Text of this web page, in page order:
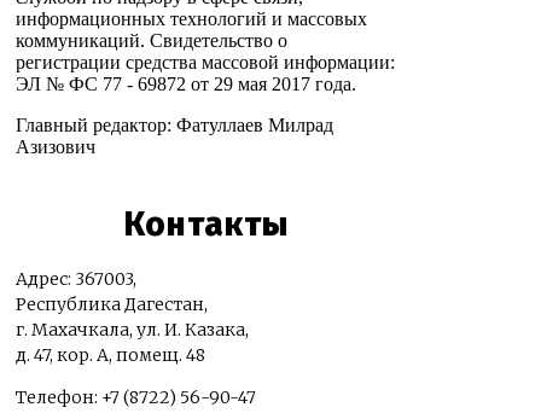
информационных технологий и массовых
коммуникаций. Свидетельство о
регистрации средства массовой информации:
ЭЛ № ФС 77 - 69872 от 29 мая 2017 года.
Главный редактор: Фатуллаев Милрад
Азизович
Контакты
Адрес: 367003,
Республика Дагестан,
г. Махачкала, ул. И. Казака,
д. 47, кор. А, помещ. 48
Телефон: +7 (8722) 56-90-47